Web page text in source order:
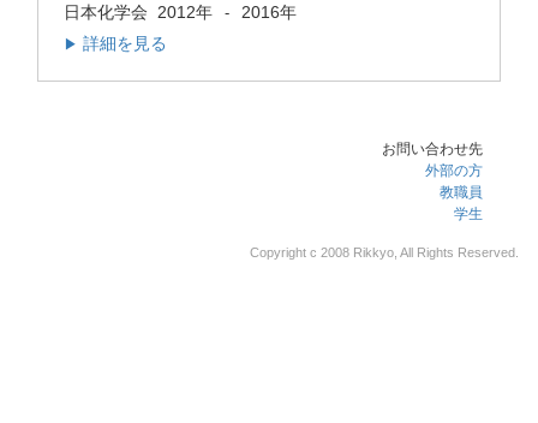
日本化学会 2012年 - 2016年
▶ 詳細を見る
お問い合わせ先
外部の方
教職員
学生
Copyright c 2008 Rikkyo, All Rights Reserved.